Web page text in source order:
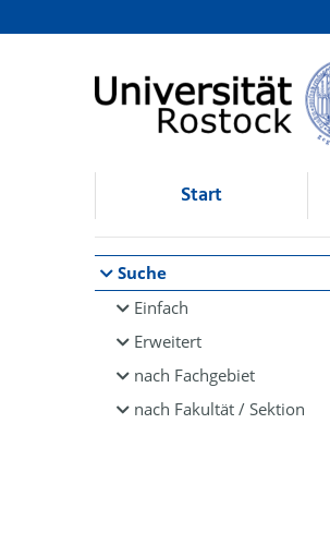
Browsen
direkt zum Inhalt
Start
Suche
Einfach
Erweitert
nach Fachgebiet
nach Fakultät / Sektion